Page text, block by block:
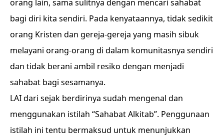
orang lain, sama sulitnya dengan mencari sahabat
bagi diri kita sendiri. Pada kenyataannya, tidak sedikit
orang Kristen dan gereja-gereja yang masih sibuk
melayani orang-orang di dalam komunitasnya sendiri
dan tidak berani ambil resiko dengan menjadi
sahabat bagi sesamanya.
LAI dari sejak berdirinya sudah mengenal dan
menggunakan istilah “Sahabat Alkitab”. Penggunaan
istilah ini tentu bermaksud untuk menunjukkan